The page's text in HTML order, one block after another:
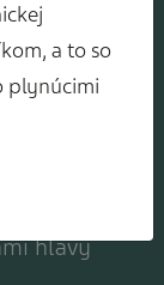
hlavy
a to so
plynúcimi